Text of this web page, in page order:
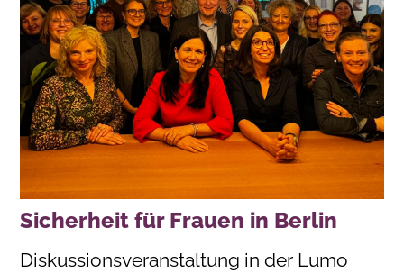
Sicherheit für Frauen in Berlin
Diskussionsveranstaltung in der Lumo